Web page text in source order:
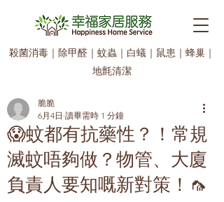
殺菌消毒｜ 除甲醛｜ 蚊蟲 ｜ 白蟻｜ 鼠患 ｜ 蜂巢｜
地氈清潔
😱蚊都有抗藥性？！常規
滅蚊唔夠做？物管、大廈
負責人要知嘅新對策！🦟
脆脆
6月4日 讀畢需時 1 分鐘